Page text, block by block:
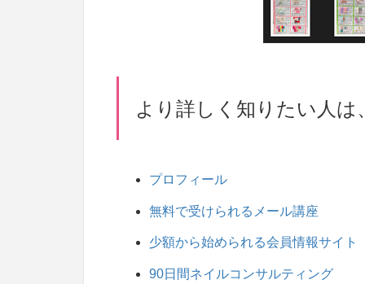
より詳しく知りたい人
プロフィール
無料で受けられるメール講座
少額から始められる会員情報サイト
90日間ネイルコンサルティング